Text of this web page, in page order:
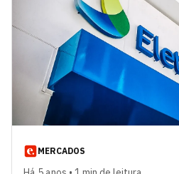
MERCADOS